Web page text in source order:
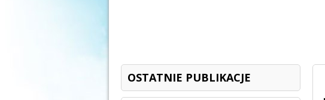
OSTATNIE PUBLIKACJE